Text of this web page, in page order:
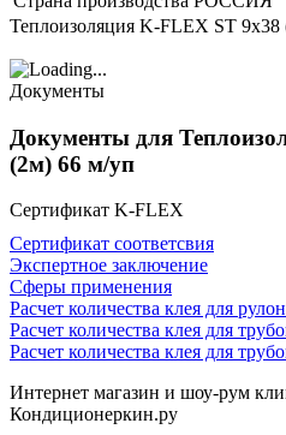
Теплоизоляция K-FLEX ST
Документы
Документы для
(2м) 66 м/уп
Сертификат K-FLEX
Сертификат соответсвия
Экспертное заключение
Сферы применения
Расчет количества клея для
Расчет количества клея для
Расчет количества клея для
Интернет магазин и шоу-рум
Кондиционеркин.ру